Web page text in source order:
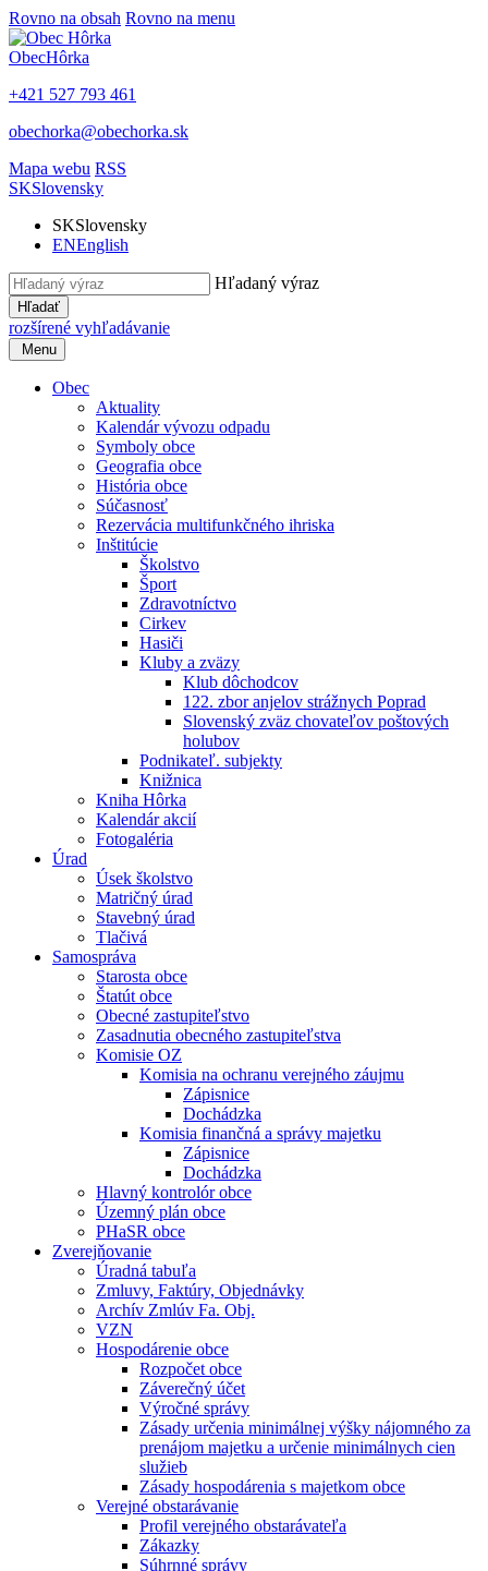
Rovno na obsah Rovno na menu
ObecHôrka
+421 527 793 461
obechorka@obechorka.sk
Mapa webu RSS
SKSlovensky
SKSlovensky
ENEnglish
Hľadaný výraz
Hľadať
rozšírené vyhľadávanie
Menu
Obec
Aktuality
Kalendár vývozu odpadu
Symboly obce
Geografia obce
História obce
Súčasnosť
Rezervácia multifunkčného ihriska
Inštitúcie
Školstvo
Šport
Zdravotníctvo
Cirkev
Hasiči
Kluby a zväzy
Klub dôchodcov
122. zbor anjelov strážnych Poprad
Slovenský zväz chovateľov poštových
holubov
Podnikateľ. subjekty
Knižnica
Kniha Hôrka
Kalendár akcií
Fotogaléria
Úrad
Úsek školstvo
Matričný úrad
Stavebný úrad
Tlačivá
Samospráva
Starosta obce
Štatút obce
Obecné zastupiteľstvo
Zasadnutia obecného zastupiteľstva
Komisie OZ
Komisia na ochranu verejného záujmu
Zápisnice
Dochádzka
Komisia finančná a správy majetku
Zápisnice
Dochádzka
Hlavný kontrolór obce
Územný plán obce
PHaSR obce
Zverejňovanie
Úradná tabuľa
Zmluvy, Faktúry, Objednávky
Archív Zmlúv Fa. Obj.
VZN
Hospodárenie obce
Rozpočet obce
Záverečný účet
Výročné správy
Zásady určenia minimálnej výšky nájomného za
prenájom majetku a určenie minimálnych cien
služieb
Zásady hospodárenia s majetkom obce
Verejné obstarávanie
Profil verejného obstarávateľa
Zákazky
Súhrnné správy